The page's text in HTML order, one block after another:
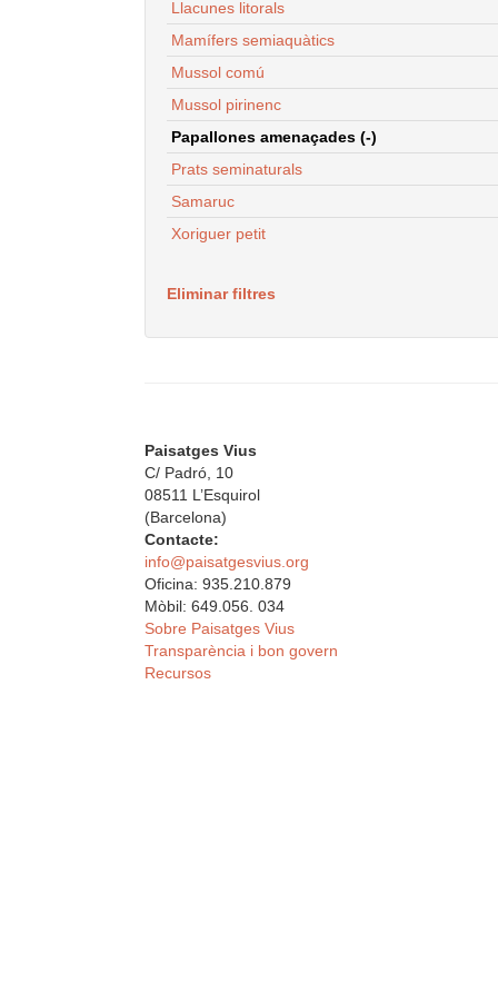
Llacunes litorals
Mamífers semiaquàtics
Mussol comú
Mussol pirinenc
Papallones amenaçades (-)
Prats seminaturals
Samaruc
Xoriguer petit
Eliminar filtres
Paisatges Vius
C/ Padró, 10
08511 L’Esquirol
(Barcelona)
Contacte:
info@paisatgesvius.org
Oficina: 935.210.879
Mòbil: 649.056. 034
Sobre Paisatges Vius
Transparència i bon govern
Recursos